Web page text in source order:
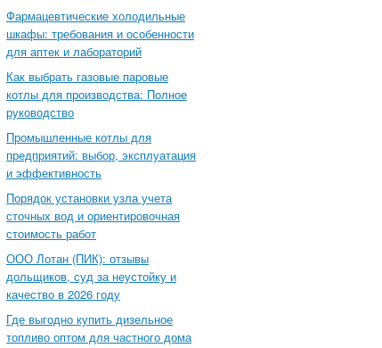
Фармацевтические холодильные
шкафы: требования и особенности
для аптек и лабораторий
Как выбрать газовые паровые
котлы для производства: Полное
руководство
Промышленные котлы для
предприятий: выбор, эксплуатация
и эффективность
Порядок установки узла учета
сточных вод и ориентировочная
стоимость работ
ООО Лотан (ПИК): отзывы
дольщиков, суд за неустойку и
качество в 2026 году
Где выгодно купить дизельное
топливо оптом для частного дома